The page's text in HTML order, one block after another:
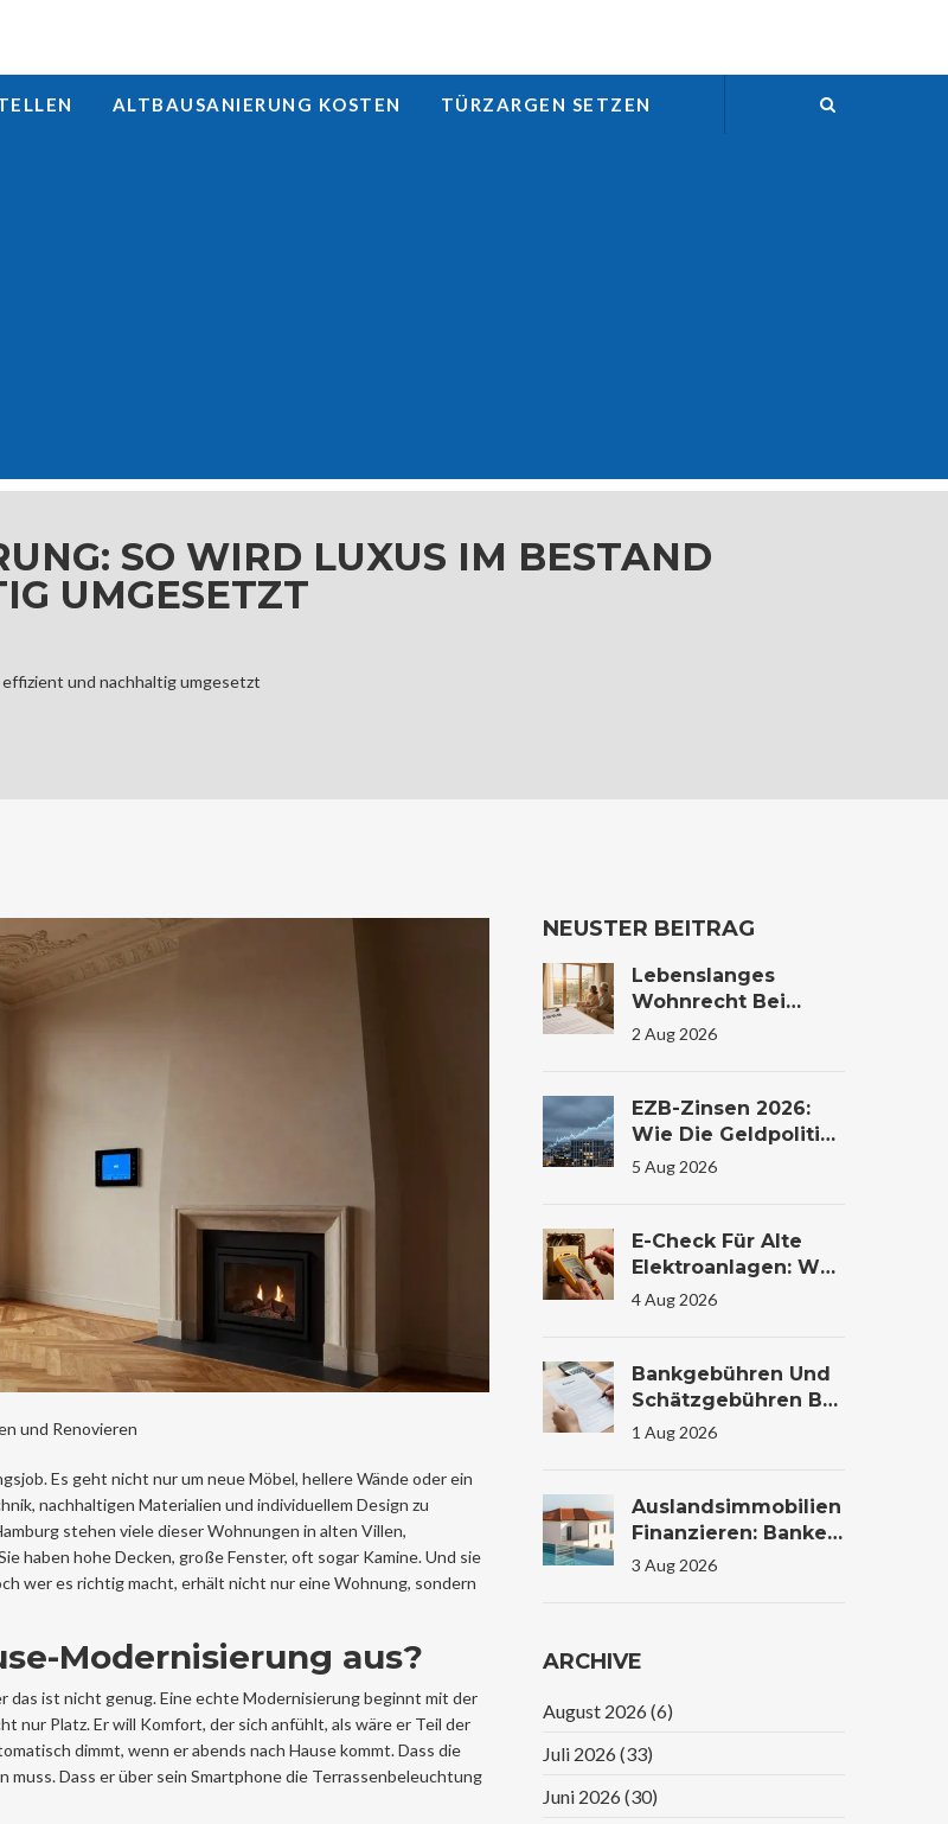
ALTBAUSANIERUNG KOSTEN TÜRZARGEN SETZEN
SO WIRD LUXUS IM BESTAND
UMGESETZT
und nachhaltig umgesetzt
und Renovieren
Es geht nicht nur um neue Möbel, hellere Wände oder ein
nachhaltigen Materialien und individuellem Design zu
stehen viele dieser Wohnungen in alten Villen,
haben hohe Decken, große Fenster, oft sogar Kamine. Und sie
wer es richtig macht, erhält nicht nur eine Wohnung, sondern
Modernisierung aus?
das ist nicht genug. Eine echte Modernisierung beginnt mit der
nur Platz. Er will Komfort, der sich anfühlt, als wäre er Teil der
dimmt, wenn er abends nach Hause kommt. Dass die
Dass er über sein Smartphone die Terrassenbeleuchtung
NEUSTER BEITRAG
Lebenslanges
Wohnrecht Bei
Immobilienübertrag
2 Aug 2026
EZB-Zinsen 2026:
Wie Die Geldpolitik
Ihr
5 Aug 2026
E-Check Für Alte
Elektroanlagen: Was
Die Prüfung Im
Sie Lebensrettend
Sein Kann
4 Aug 2026
Bankgebühren Und
Schätzgebühren Bei
Immobilienfinanzier
Sparen
1 Aug 2026
Auslandsimmobilien
Finanzieren: Banken,
Zinsen Und
3 Aug 2026
ARCHIVE
August 2026 (6)
Juli 2026 (33)
Juni 2026 (30)